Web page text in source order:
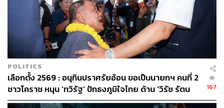
POLITICS
เลือกตั้ง 2569 : อนุทินปราศรัยอ้อน ขอเป็นนายกฯ คนที่ 2
ชาวโคราช หนุน ‘ทวิรัฐ’ ปักธงภูมิใจไทย ด้าน ‘วิรัช รัตน
เศรษฐ’ โผล่นั่งรถเข็นให้กำลังใจลูกชาย
167